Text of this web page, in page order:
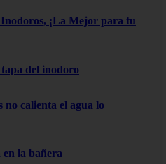
¡La Mejor para tu
del inodoro
no calienta el agua lo
en la bañera